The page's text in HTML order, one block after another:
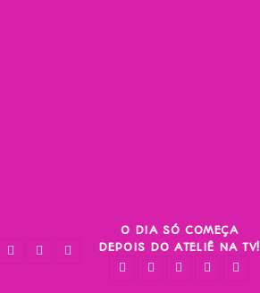
O DIA SÓ COMEÇA
DEPOIS DO ATELIÊ NA TV!